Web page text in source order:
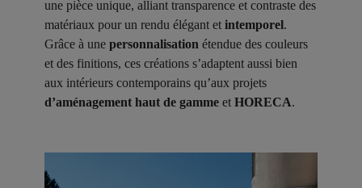
une pièce unique, alliant transparence et contraste des
matériaux pour un rendu élégant et intemporel.
Grâce à une personnalisation étendue des couleurs
et des finitions, ces créations s’adaptent aussi bien
aux intérieurs contemporains qu’aux projets
d’aménagement haut de gamme et HORECA.